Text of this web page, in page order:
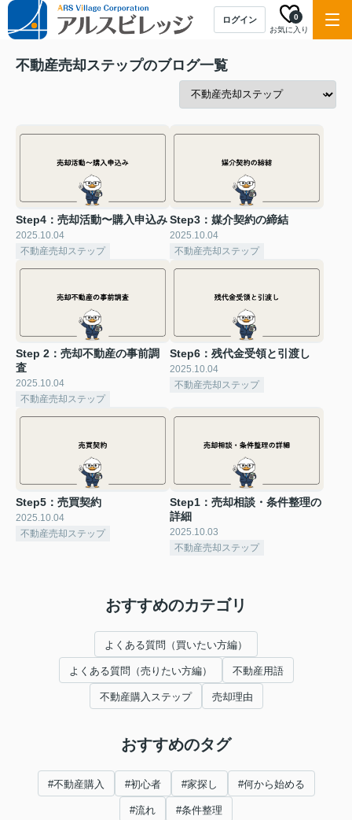
ログイン
お気に入り
0
不動産売却ステップのブログ一覧
Step4：売却活動〜購入申込み
2025.10.04
不動産売却ステップ
Step3：媒介契約の締結
2025.10.04
不動産売却ステップ
Step 2：売却不動産の事前調
査
2025.10.04
不動産売却ステップ
Step6：残代金受領と引渡し
2025.10.04
不動産売却ステップ
Step5：売買契約
2025.10.04
不動産売却ステップ
Step1：売却相談・条件整理の
詳細
2025.10.03
不動産売却ステップ
おすすめのカテゴリ
よくある質問（買いたい方編）
よくある質問（売りたい方編） 不動産用語
不動産購入ステップ 売却理由
おすすめのタグ
#不動産購入 #初心者 #家探し #何から始める
#流れ #条件整理